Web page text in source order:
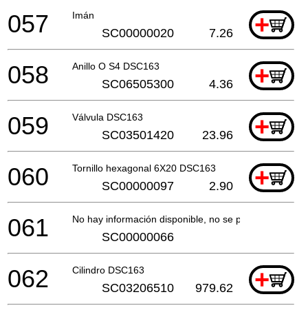
Imán +
057 SC00000020 7.26
Anillo O S4 DSC163 +
058 SC06505300 4.36
Válvula DSC163 +
059 SC03501420 23.96
Tornillo hexagonal 6X20 DSC163 +
060 SC00000097 2.90
No hay información disponible, no se puede pedir
061 SC00000066
Cilindro DSC163 +
062 SC03206510 979.62